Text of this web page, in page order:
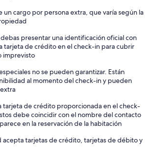
un cargo por persona extra, que varía según la
presentar una identificación oficial con
tarjeta de crédito en el check-in para cubrir
imprevisto
no se pueden garantizar. Están
al momento del check-in y pueden
tarjeta de crédito proporcionada en el check-
debe coincidir con el nombre del contacto
en la reservación de la habitación
acepta tarjetas de crédito, tarjetas de débito y